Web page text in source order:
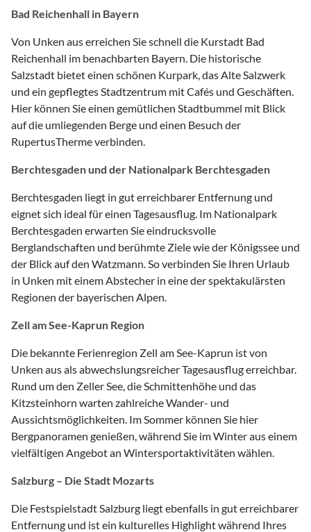
Bad Reichenhall in Bayern
Von Unken aus erreichen Sie schnell die Kurstadt Bad
Reichenhall im benachbarten Bayern. Die historische
Salzstadt bietet einen schönen Kurpark, das Alte Salzwerk
und ein gepflegtes Stadtzentrum mit Cafés und Geschäften.
Hier können Sie einen gemütlichen Stadtbummel mit Blick
auf die umliegenden Berge und einen Besuch der
RupertusTherme verbinden.
Berchtesgaden und der Nationalpark Berchtesgaden
Berchtesgaden liegt in gut erreichbarer Entfernung und
eignet sich ideal für einen Tagesausflug. Im Nationalpark
Berchtesgaden erwarten Sie eindrucksvolle
Berglandschaften und berühmte Ziele wie der Königssee und
der Blick auf den Watzmann. So verbinden Sie Ihren Urlaub
in Unken mit einem Abstecher in eine der spektakulärsten
Regionen der bayerischen Alpen.
Zell am See-Kaprun Region
Die bekannte Ferienregion Zell am See-Kaprun ist von
Unken aus als abwechslungsreicher Tagesausflug erreichbar.
Rund um den Zeller See, die Schmittenhöhe und das
Kitzsteinhorn warten zahlreiche Wander- und
Aussichtsmöglichkeiten. Im Sommer können Sie hier
Bergpanoramen genießen, während Sie im Winter aus einem
vielfältigen Angebot an Wintersportaktivitäten wählen.
Salzburg – Die Stadt Mozarts
Die Festspielstadt Salzburg liegt ebenfalls in gut erreichbarer
Entfernung und ist ein kulturelles Highlight während Ihres